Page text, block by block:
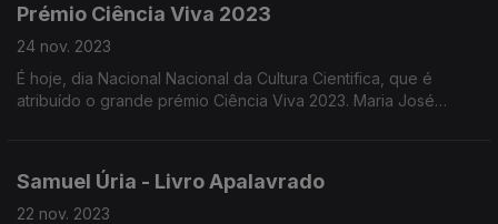
Prémio Ciência Viva 2023
24 nov. 2023
É hoje, dia Nacional Nacional da Cultura Cientifica, que é
atribuído o grande prémio Ciência Viva 2023. Maria José
Samuel Úria - Livro Apalavrado
22 nov. 2023